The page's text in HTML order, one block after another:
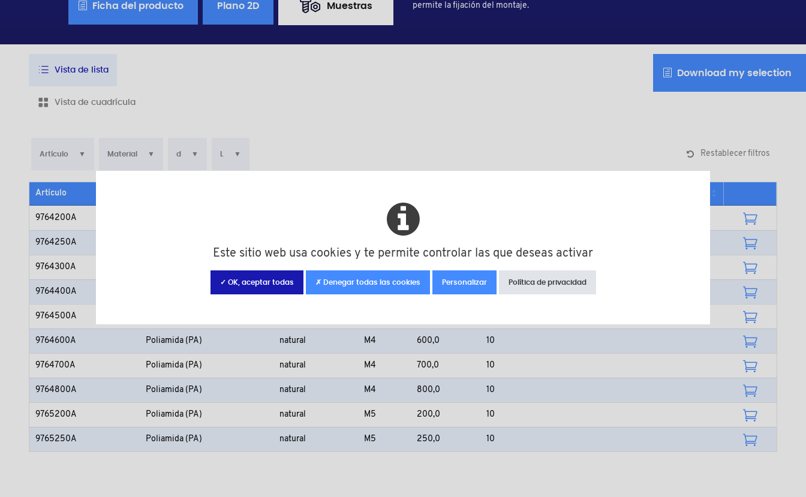
Ficha del producto Plano 2D Muestras
permite la fijación del montaje.
Download my selection
Vista de lista
Vista de cuadrícula
Restablecer filtros
Artículo Material d
Artículo
9764200A 200,0
9764250A
9764300A
9764400A
9764500A
9764600A Poliamida (PA) natural M4 600,0 10
9764700A Poliamida (PA) natural M4 700,0 10
9764800A Poliamida (PA) natural M4 800,0 10
9765200A Poliamida (PA) natural M5 200,0 10
9765250A Poliamida (PA) natural M5 250,0 10
Este sitio web usa cookies y te permite controlar las que deseas activar
✓ OK, aceptar todas ✗ Denegar todas las cookies Personalizar Política de privacidad